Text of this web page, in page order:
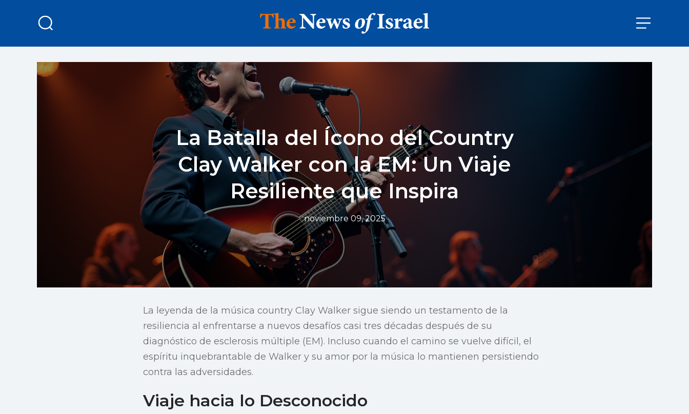
La Batalla del Ícono del Country
Clay Walker con la EM: Un Viaje
Resiliente que Inspira
noviembre 09, 2025
La leyenda de la música country Clay Walker sigue siendo un testamento de la
resiliencia al enfrentarse a nuevos desafíos casi tres décadas después de su
diagnóstico de esclerosis múltiple (EM). Incluso cuando el camino se vuelve difícil, el
espíritu inquebrantable de Walker y su amor por la música lo mantienen persistiendo
contra las adversidades.
Viaje hacia lo Desconocido